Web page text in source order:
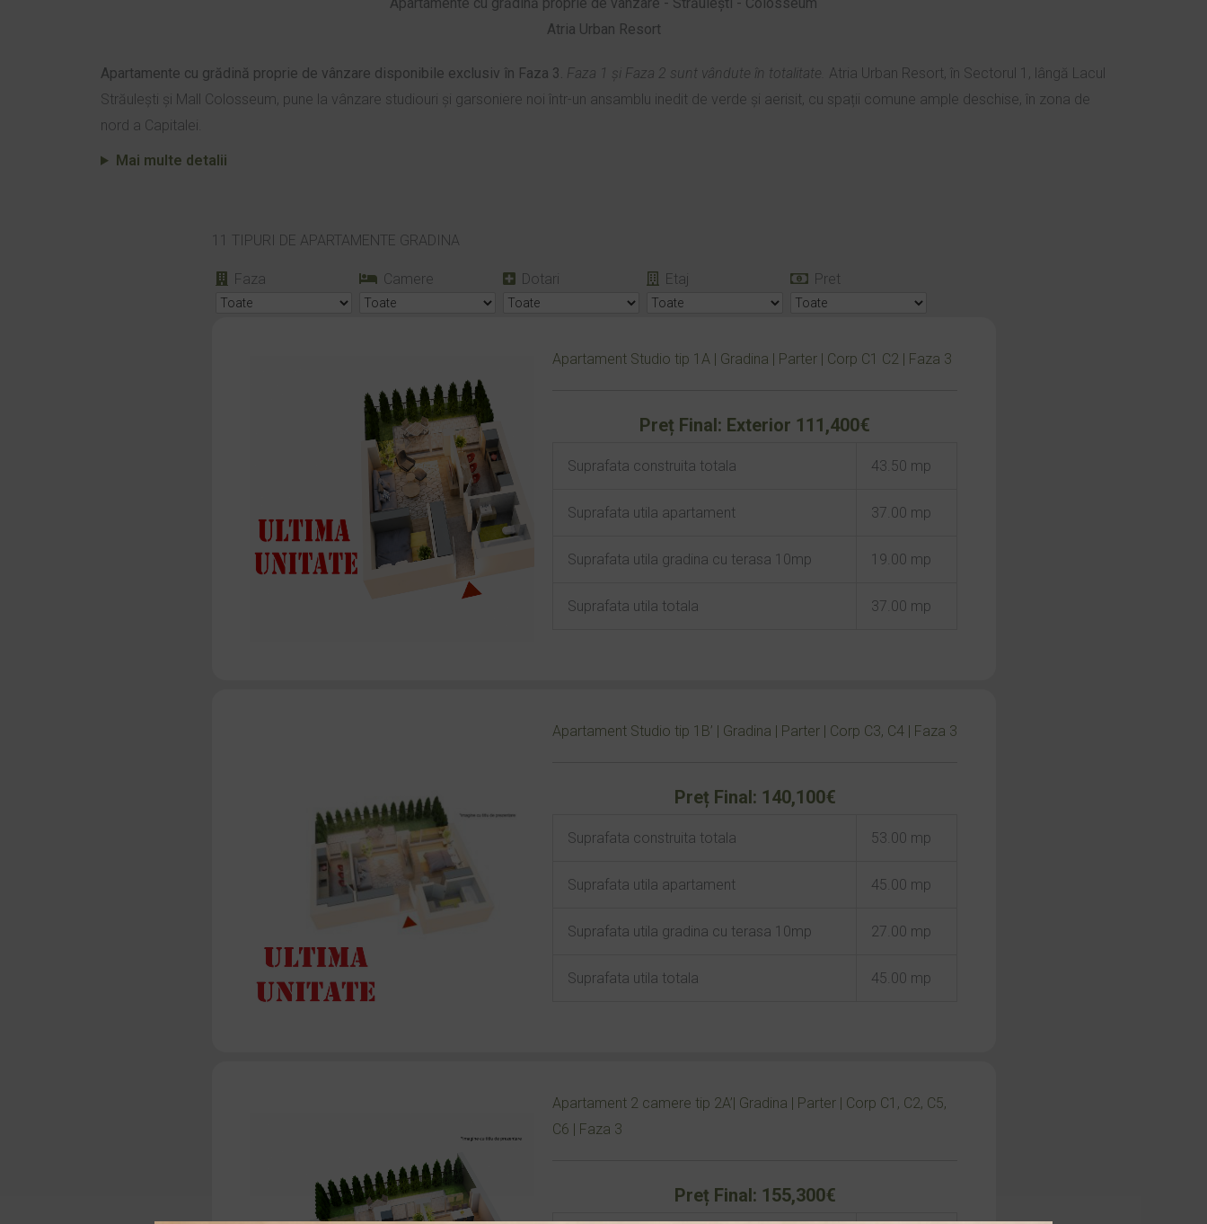
Atria Urban Resort
Apartamente cu grădină proprie de vânzare disponibile exclusiv în Faza 3. Faza 1 și Faza 2 sunt vândute în totalitate. Atria Urban Resort, în Sectorul 1, lângă Lacul
Străulești și Mall Colosseum, pune la vânzare studiouri și garsoniere noi într-un ansamblu inedit de verde și aerisit, cu spații comune ample deschise, în zona de
nord a Capitalei.
Mai multe detalii
11 TIPURI DE APARTAMENTE GRADINA
Faza Camere Dotari Etaj Pret
Apartament Studio tip 1A | Gradina | Parter | Corp C1 C2 | Faza 3
Preț Final: Exterior 111,400€
Suprafata construita totala 43.50 mp
Suprafata utila apartament 37.00 mp
Suprafata utila gradina cu terasa 10mp 19.00 mp
Suprafata utila totala 37.00 mp
Apartament Studio tip 1B’ | Gradina | Parter | Corp C3, C4 | Faza 3
Preț Final: 140,100€
Suprafata construita totala 53.00 mp
Suprafata utila apartament 45.00 mp
Suprafata utila gradina cu terasa 10mp 27.00 mp
Suprafata utila totala 45.00 mp
Apartament 2 camere tip 2A’| Gradina | Parter | Corp C1, C2, C5,
C6 | Faza 3
Preț Final: 155,300€